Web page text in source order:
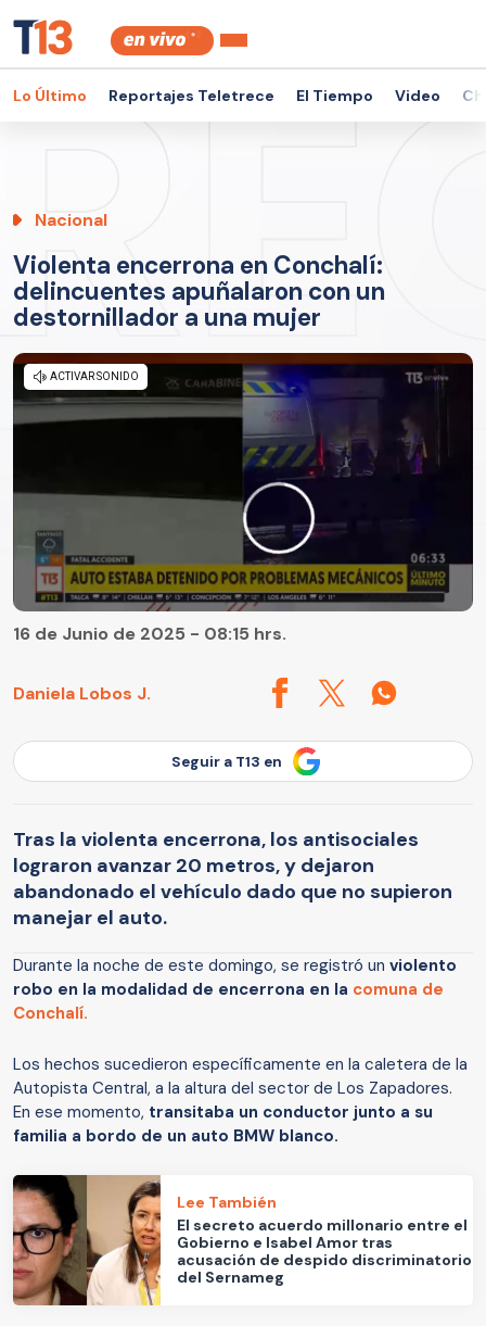
Lo Último Reportajes Teletrece El Tiempo Video
Nacional
Violenta encerrona en Conchalí:
delincuentes apuñalaron con un
destornillador a una mujer
Daniela Lobos J.
16 de Junio de 2025 - 08:15 hrs.
Seguir a T13 en
Tras la violenta encerrona, los antisociales
lograron avanzar 20 metros, y dejaron
abandonado el vehículo dado que no supieron
manejar el auto.
Durante la noche de este domingo, se registró un violento
robo en la modalidad de encerrona en la comuna de
Conchalí.
Los hechos sucedieron específicamente en la caletera de la
Autopista Central, a la altura del sector de Los Zapadores.
En ese momento, transitaba un conductor junto a su
familia a bordo de un auto BMW blanco.
Lee También
El secreto acuerdo millonario entre el
Gobierno e Isabel Amor tras
acusación de despido discriminatorio
del Sernameg